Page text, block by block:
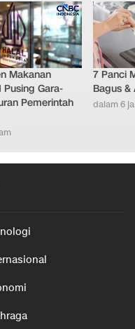
Makanan
Pusing Gara-
Pemerintah
7 Panci
Bagus &
dalam 6